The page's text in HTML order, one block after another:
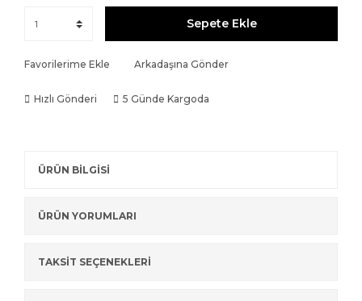
Sepete Ekle
Favorilerime Ekle Arkadaşına Gönder
Hızlı Gönderi 5 Günde Kargoda
ÜRÜN BİLGİSİ
ÜRÜN YORUMLARI
TAKSİT SEÇENEKLERİ